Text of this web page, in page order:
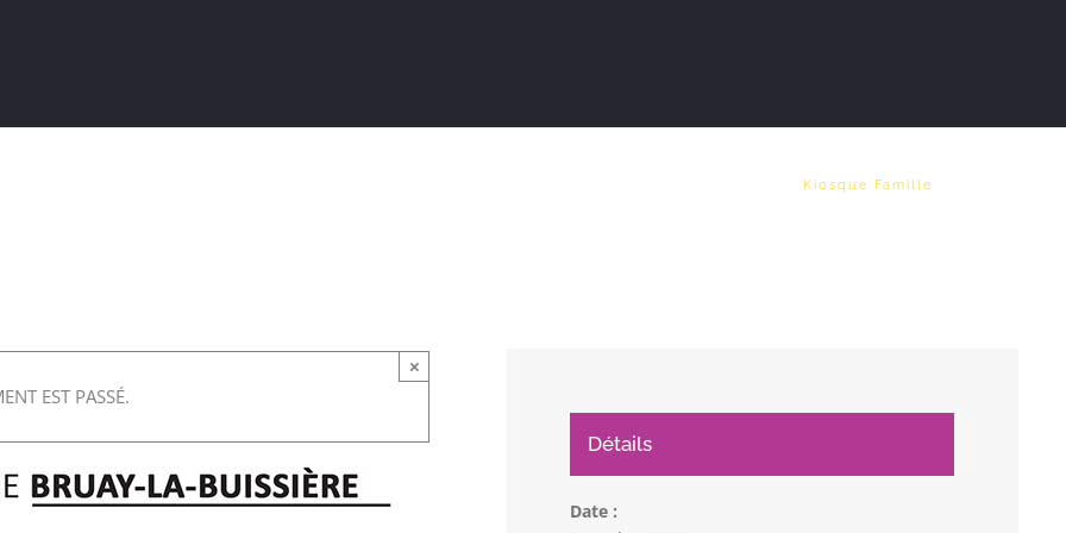
Kiosque Famille
EST PASSÉ.
×
Détails
Date :